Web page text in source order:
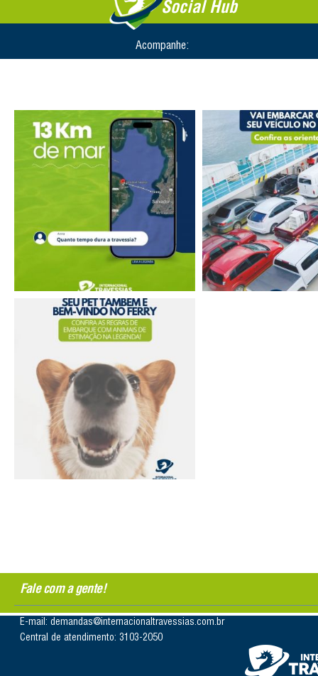
Social Hub
Acompanhe:
Fale com a gente!
E-mail: demandas@internacionaltravessias.com.br
Central de atendimento: 3103-2050